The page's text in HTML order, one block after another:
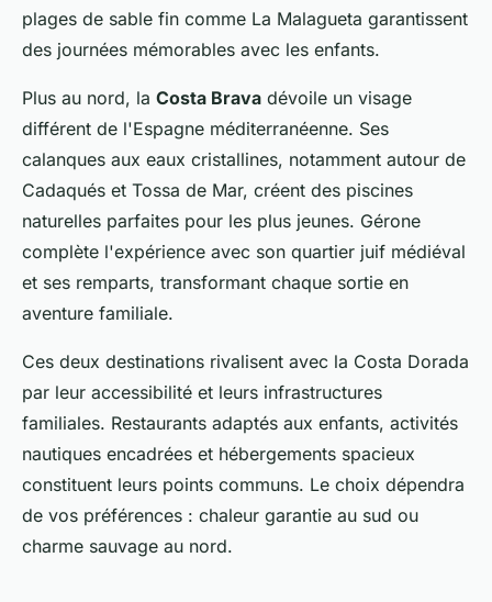
plages de sable fin comme La Malagueta garantissent
des journées mémorables avec les enfants.
Plus au nord, la Costa Brava dévoile un visage
différent de l'Espagne méditerranéenne. Ses
calanques aux eaux cristallines, notamment autour de
Cadaqués et Tossa de Mar, créent des piscines
naturelles parfaites pour les plus jeunes. Gérone
complète l'expérience avec son quartier juif médiéval
et ses remparts, transformant chaque sortie en
aventure familiale.
Ces deux destinations rivalisent avec la Costa Dorada
par leur accessibilité et leurs infrastructures
familiales. Restaurants adaptés aux enfants, activités
nautiques encadrées et hébergements spacieux
constituent leurs points communs. Le choix dépendra
de vos préférences : chaleur garantie au sud ou
charme sauvage au nord.